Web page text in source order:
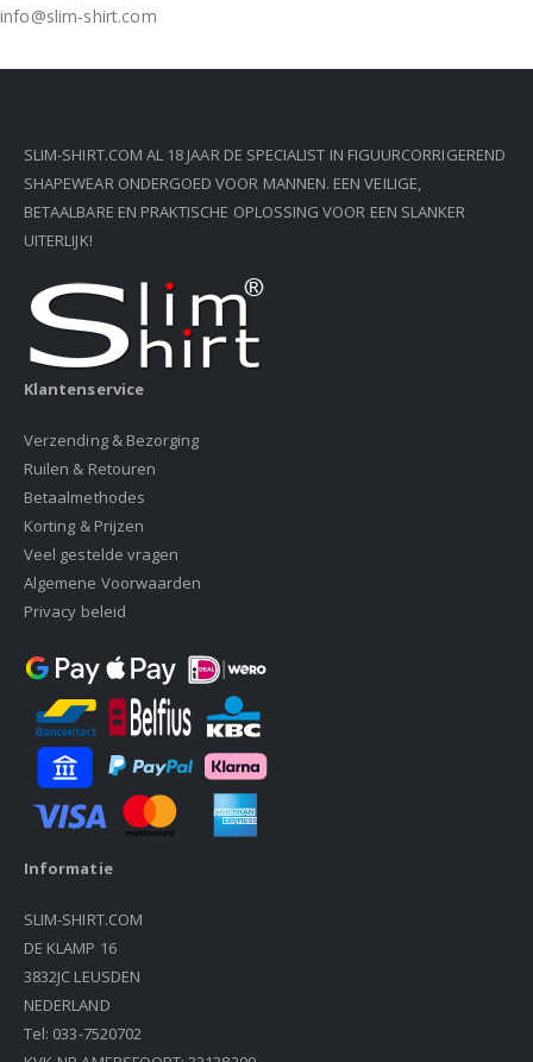
info@slim-shirt.com
SLIM-SHIRT.COM AL 18 JAAR DE SPECIALIST IN FIGUURCORRIGEREND
SHAPEWEAR ONDERGOED VOOR MANNEN. EEN VEILIGE,
BETAALBARE EN PRAKTISCHE OPLOSSING VOOR EEN SLANKER
UITERLIJK!
Klantenservice
Verzending & Bezorging
Ruilen & Retouren
Betaalmethodes
Korting & Prijzen
Veel gestelde vragen
Algemene Voorwaarden
Privacy beleid
Informatie
SLIM-SHIRT.COM
DE KLAMP 16
3832JC LEUSDEN
NEDERLAND
Tel: 033-7520702